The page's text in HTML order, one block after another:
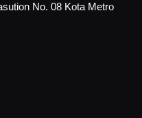
No. 08 Kota Metro